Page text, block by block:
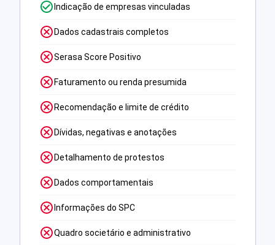
Indicação de empresas vinculadas
Dados cadastrais completos
Serasa Score Positivo
Faturamento ou renda presumida
Recomendação e limite de crédito
Dívidas, negativas e anotações
Detalhamento de protestos
Dados comportamentais
Informações do SPC
Quadro societário e administrativo